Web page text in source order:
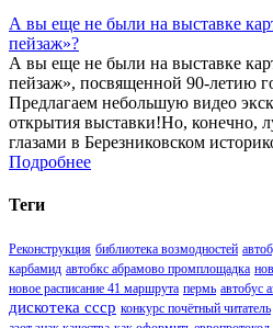
А вы еще не были на выставке
пейзаж»?
А вы еще не были на выставке
пейзаж», посвященной 90-летию
Предлагаем небольшую видео
открытия выставки!Но, конечно,
глазами в Березниковском
Подробнее
Теги
Реконструкция библиотека возмодностей
карбамид автобкс абрамово промплощадка
новое расписание 41 маршрута пермь автобус
дискотека ссср конкурс почётный читатель